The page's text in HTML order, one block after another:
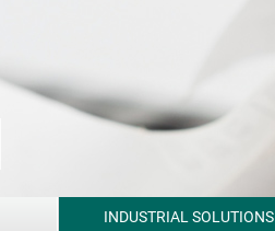
INDUSTRIAL SOLUTIONS